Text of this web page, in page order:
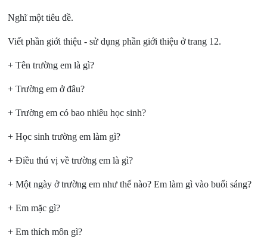
Nghĩ một tiêu đề.
Viết phần giới thiệu - sử dụng phần giới thiệu ở trang 12.
+ Tên trường em là gì?
+ Trường em ở đâu?
+ Trường em có bao nhiêu học sinh?
+ Học sinh trường em làm gì?
+ Điều thú vị về trường em là gì?
+ Một ngày ở trường em như thế nào? Em làm gì vào buổi sáng?
+ Em mặc gì?
+ Em thích môn gì?